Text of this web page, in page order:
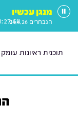
מנגן עכשיו
הנבחרים 24.4.26
תוכנית ראיונות